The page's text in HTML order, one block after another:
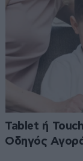
Tablet ή
Οδηγός